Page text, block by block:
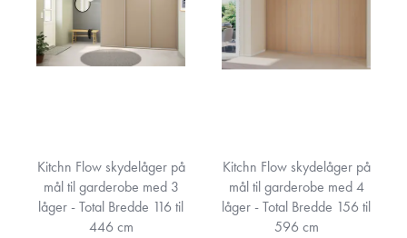
Kitchn Flow skydelåger på
mål til garderobe med 3
låger - Total Bredde 116 til
446 cm
Kitchn Flow skydelåger på
mål til garderobe med 4
låger - Total Bredde 156 til
596 cm